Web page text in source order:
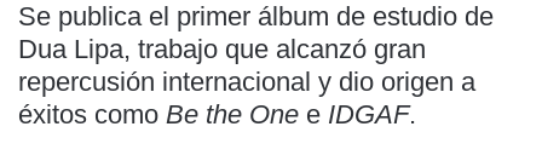
Se publica el primer álbum de estudio de
Dua Lipa, trabajo que alcanzó gran
repercusión internacional y dio origen a
éxitos como Be the One e IDGAF.